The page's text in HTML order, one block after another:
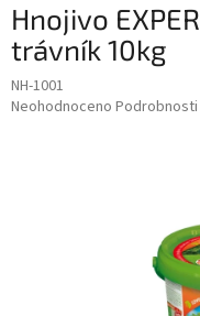
Hnojivo
trávník 10kg
NH-1001
Průměrné
Neohodnoceno